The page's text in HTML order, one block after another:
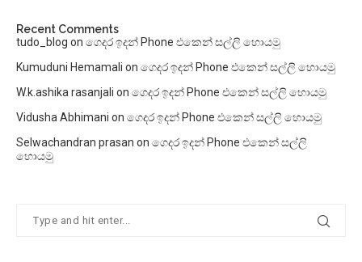
Recent Comments
tudo_blog on ගෙදර ඉදන් Phone එකෙන් සල්ලි හොයමු
Kumuduni Hemamali on ගෙදර ඉදන් Phone එකෙන් සල්ලි හොයමු
W.k.ashika rasanjali on ගෙදර ඉදන් Phone එකෙන් සල්ලි හොයමු
Vidusha Abhimani on ගෙදර ඉදන් Phone එකෙන් සල්ලි හොයමු
Selwachandran prasan on ගෙදර ඉදන් Phone එකෙන් සල්ලි
හොයමු